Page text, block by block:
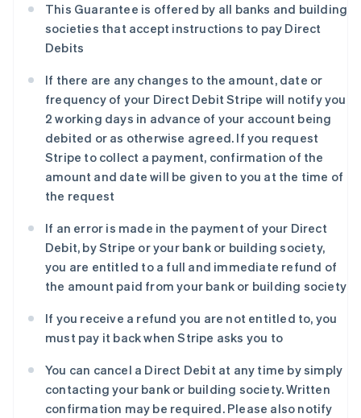
This Guarantee is offered by all banks and building
societies that accept instructions to pay Direct
Debits
If there are any changes to the amount, date or
frequency of your Direct Debit Stripe will notify you
2 working days in advance of your account being
debited or as otherwise agreed. If you request
Stripe to collect a payment, confirmation of the
amount and date will be given to you at the time of
the request
If an error is made in the payment of your Direct
Debit, by Stripe or your bank or building society,
you are entitled to a full and immediate refund of
the amount paid from your bank or building society
If you receive a refund you are not entitled to, you
must pay it back when Stripe asks you to
You can cancel a Direct Debit at any time by simply
contacting your bank or building society. Written
confirmation may be required. Please also notify
FrançaisEnglish
芬兰
English
Nederlands English
加拿大
EnglishFrançais
捷克
克罗地亚
English Italiano
拉脱维亚
立陶宛
English
列支敦士登
卢森堡
罗马尼亚
English
English
马来西亚
English简体中文